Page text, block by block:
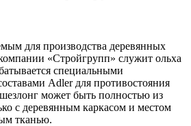
для производства деревянных
«Стройгрупп» служит ольха
специальными
Adler для противостояния
может быть полностью из
с деревянным каркасом и местом
тканью.